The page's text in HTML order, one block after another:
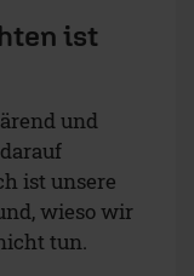
ist
und
ist unsere
wieso wir
tun.